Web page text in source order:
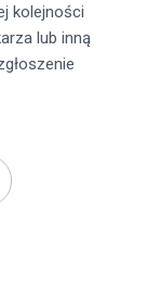
kolejności
lub inną